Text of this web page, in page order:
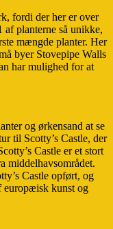
fordi der her er over
af planterne så unikke,
mængde planter. Her
byer Stovepipe Walls
har mulighed for at
og ørkensand at se
til Scotty’s Castle, der
Castle er et stort
middelhavsområdet.
Castle opført, og
europæisk kunst og